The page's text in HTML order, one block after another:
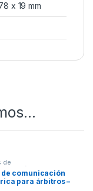
x 19 mm
de
Conjuntos
de comunicación
para árbitros –